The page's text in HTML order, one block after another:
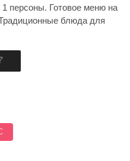
персоны. Готовое меню на
блюда для